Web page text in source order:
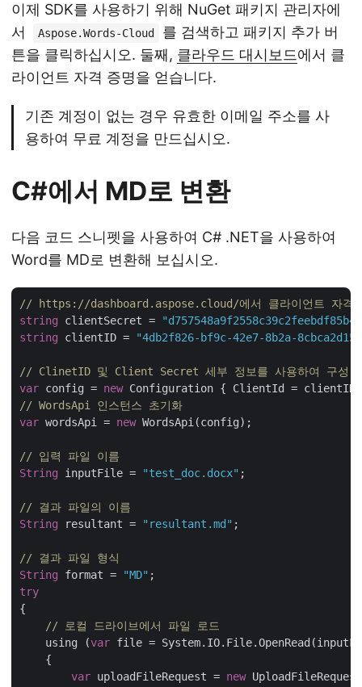
이제 SDK를 사용하기 위해 NuGet 패키지 관리자에
서
Aspose.Words-Cloud
를 검색하고 패키지 추가 버
튼을 클릭하십시오. 둘째, 클라우드 대시보드에서 클
라이언트 자격 증명을 얻습니다.
기존 계정이 없는 경우 유효한 이메일 주소를 사
용하여 무료 계정을 만드십시오.
C#에서 MD로 변환
다음 코드 스니펫을 사용하여 C# .NET을 사용하여
Word를 MD로 변환해 보십시오.
// https://dashboard.aspose.cloud/에서 클라이언트 자격
string clientSecret =
string clientID = "4db2f826-bf9c-42e7-8b2a-
// ClinetID 및 Client Secret 세부 정보를 사용하여 구성
var config = new
// WordsApi 인스턴스 초기화
var wordsApi = new WordsApi(config);
// 입력 파일 이름
String inputFile = "test_doc.docx" ;
// 결과 파일의 이름
String resultant = "resultant.md" ;
// 결과 파일 형식
String format = "MD"
try
{
// 로컬 드라이브에서 파일 로드
    using (
var file =
    {
var uploadFileRequest = new